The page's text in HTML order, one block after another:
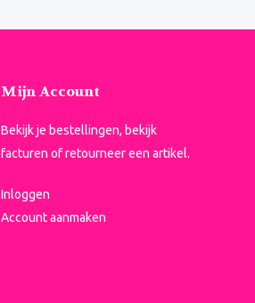
Mijn Account
Bekijk je bestellingen, bekijk
facturen of retourneer een artikel.
Inloggen
Account aanmaken